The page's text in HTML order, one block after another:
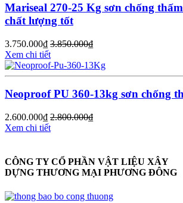
Mariseal 270-25 Kg sơn chống
chất lượng tốt
3.750.000₫ 3.850.000₫
Xem chi tiết
Neoproof PU 360-13kg sơn chống
2.600.000₫ 2.800.000₫
Xem chi tiết
CÔNG TY CỔ PHẦN VẬT LIỆU XÂY
DỰNG THƯƠNG MẠI PHƯƠNG ĐÔNG